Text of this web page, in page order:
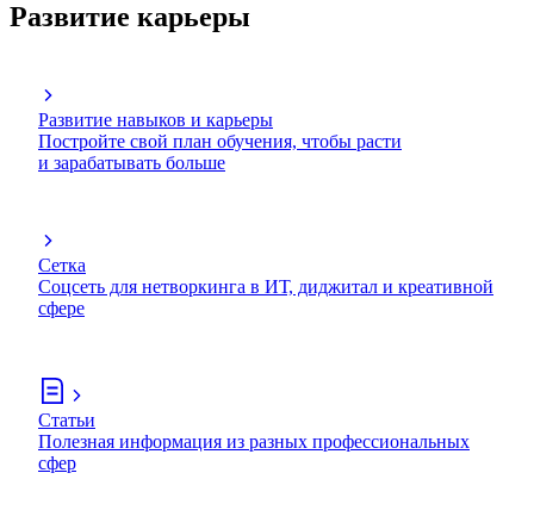
Развитие карьеры
Развитие навыков и карьеры
Постройте свой план обучения, чтобы расти
и зарабатывать больше
Сетка
Соцсеть для нетворкинга в ИТ, диджитал и креативной
сфере
Статьи
Полезная информация из разных профессиональных
сфер